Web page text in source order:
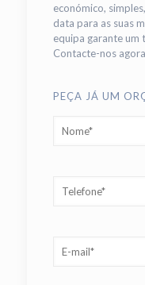
económico,
data para as suas
equipa garante um
Contacte-nos
PEÇA JÁ UM